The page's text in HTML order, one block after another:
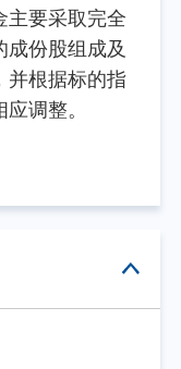
主要采取完全
成份股组成及
并根据标的指
调整。
济扶持政策
复苏态势，整
。固定资产投
业生产维持